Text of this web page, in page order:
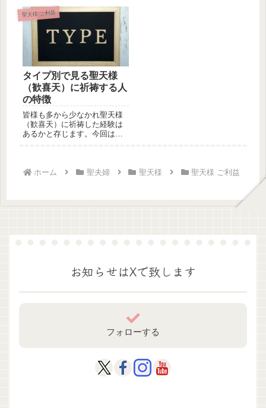
聖天様 ご利益
タイプ別で見る聖天様
（歓喜天）に祈祷する人
の特徴
皆様も多から少なかれ聖天様
（歓喜天）に祈祷した経験は
あるかと存じます。今回は聖
ホーム 聖夫婦 聖天様 聖天様 ご利益
お知らせはXで致します
フォローする